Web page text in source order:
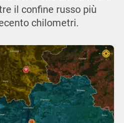
il confine russo più
chilometri.